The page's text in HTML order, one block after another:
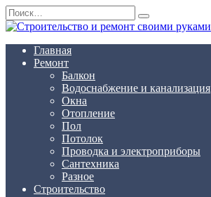
Перейти
к
содержанию
Search
for:
Главная
Ремонт
Балкон
Водоснабжение и канализация
Окна
Отопление
Пол
Потолок
Проводка и электроприборы
Сантехника
Разное
Строительство